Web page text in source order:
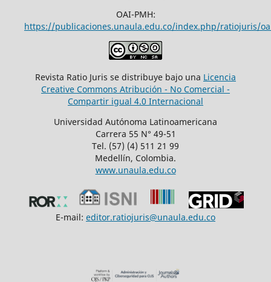
OAI-PMH:
https://publicaciones.unaula.edu.co/index.php/ratiojuris/
Revista Ratio Juris se distribuye bajo una Licencia
Creative Commons Atribución - No Comercial -
Compartir igual 4.0 Internacional
Universidad Autónoma Latinoamericana
Carrera 55 N° 49-51
Tel. (57) (4) 511 21 99
Medellín, Colombia.
www.unaula.edu.co
E-mail: editor.ratiojuris@unaula.edu.co